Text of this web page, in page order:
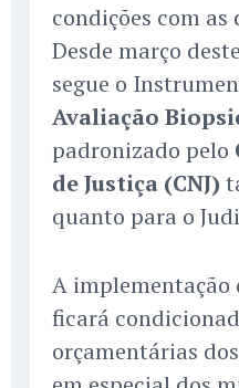
condições com as
Desde março
segue o
Avaliação
padronizado pelo
de Justiça (CNJ)
quanto para o
A implementação
ficará
orçamentárias